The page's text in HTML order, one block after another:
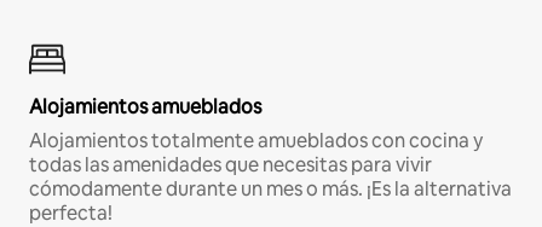
Alojamientos amueblados
Alojamientos totalmente amueblados con cocina y
todas las amenidades que necesitas para vivir
cómodamente durante un mes o más. ¡Es la alternativa
perfecta!